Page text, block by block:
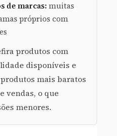
de marcas: muitas
próprios com
produtos com
disponíveis e
mais baratos
vendas, o que
menores.